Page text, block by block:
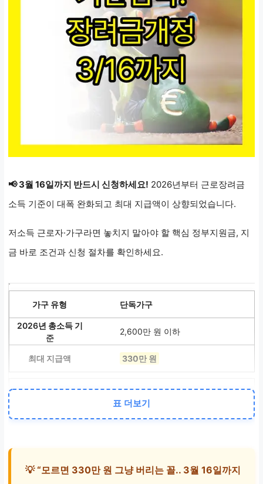
📢 3월 16일까지 반드시 신청하세요! 2026년부터 근로장려금
소득 기준이 대폭 완화되고 최대 지급액이 상향되었습니다.
저소득 근로자·가구라면 놓치지 말아야 할 핵심 정부지원금, 지
금 바로 조건과 신청 절차를 확인하세요.
단독가구
2,600만 원 이하
330만 원
홑벌이 가구
4,000만 원 이하
표 더보기
💡 “모르면 330만 원 그냥 버리는 꼴.. 3월 16일까지